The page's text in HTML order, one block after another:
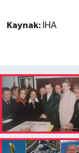
Kaynak: İHA